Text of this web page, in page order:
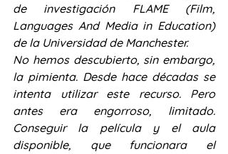
de investigación FLAME (Film,
Languages And Media in Education)
de la Universidad de Manchester.
No hemos descubierto, sin embargo,
la pimienta. Desde hace décadas se
intenta utilizar este recurso. Pero
antes era engorroso, limitado.
Conseguir la película y el aula
disponible, que funcionara el